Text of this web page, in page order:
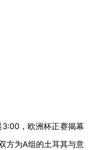
，欧洲杯正赛揭幕
方为A组的土耳其与意